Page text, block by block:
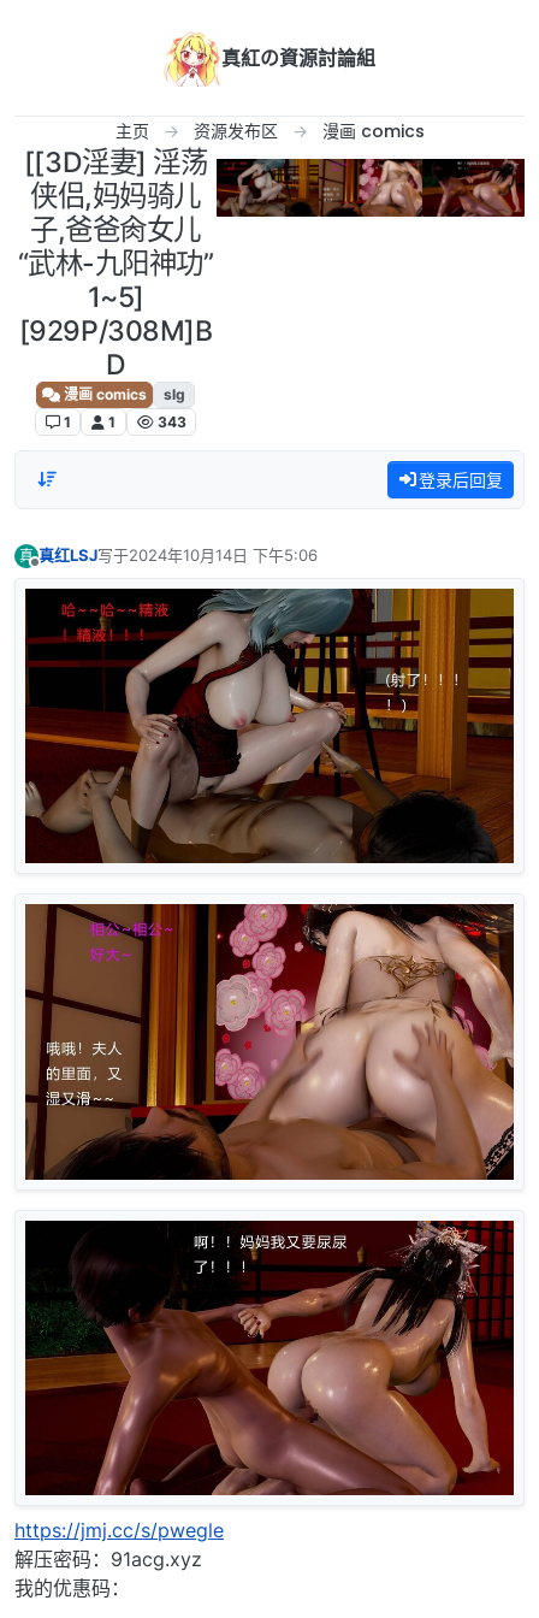
真紅の資源討論組
主页 资源发布区 漫画 comics
[[3D淫妻] 淫荡
侠侣,妈妈骑儿
子,爸爸肏女儿
“武林-九阳神功”
1~5]
[929P/308M]B
D
漫画 comics
slg
1
1 343
登录后回复
真 真红LSJ写于2024年10月14日 下午5:06
最后由 编辑
https://jmj.cc/s/pwegle
解压密码：91acg.xyz
我的优惠码：